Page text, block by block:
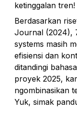
ketinggalan tren!
Berdasarkan
Journal (2024),
systems masih
efisiensi dan
ditandingi
proyek 2025,
ngombinasikan
Yuk, simak